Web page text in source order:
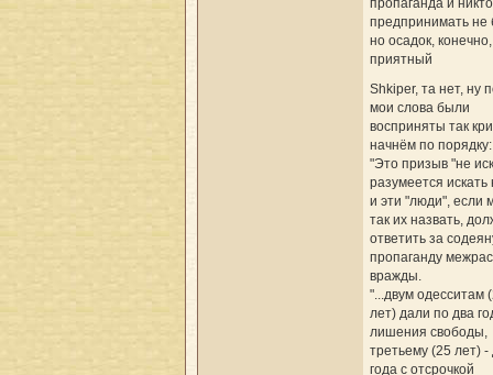
пропаганда и
предпринимать не
но осадок,
приятный
Shkiper, та нет, ну
мои слова были
восприняты так
начнём по порядку:
"Это призыв "не
разумеется искать
и эти "люди", если
так их назвать,
ответить за
пропаганду
вражды.
"...двум одесситам
лет) дали по два
лишения свободы,
третьему (25 лет) -
года с отсрочкой